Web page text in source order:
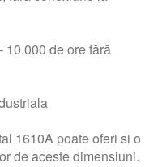
10.000 de ore fără
1610A poate oferi si o
de aceste dimensiuni.